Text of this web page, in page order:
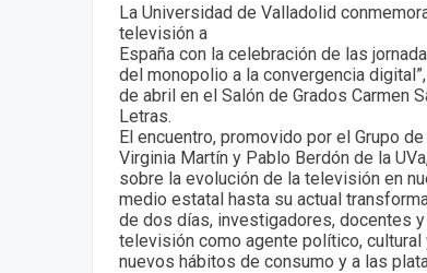
La Universidad de Valladolid
televisión a
España con la celebración de las
del monopolio a la convergencia
de abril en el Salón de Grados Carmen
Letras.
El encuentro, promovido por el Grupo
Virginia Martín y Pablo Berdón de la
sobre la evolución de la televisión en
medio estatal hasta su actual
de dos días, investigadores, docentes
televisión como agente político,
nuevos hábitos de consumo y a las